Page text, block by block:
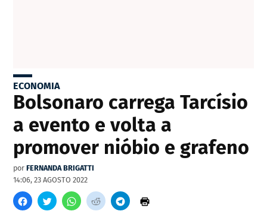
ECONOMIA
Bolsonaro carrega Tarcísio
a evento e volta a
promover nióbio e grafeno
por FERNANDA BRIGATTI
14:06, 23 AGOSTO 2022